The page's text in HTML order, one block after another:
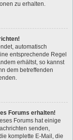
zu erhalten.
automatisch
entsprechende Regel
erhältst, so kannst
dem betreffenden
Forums erhalten!
Forums hat einige
senden,
komplette E-Mail, die